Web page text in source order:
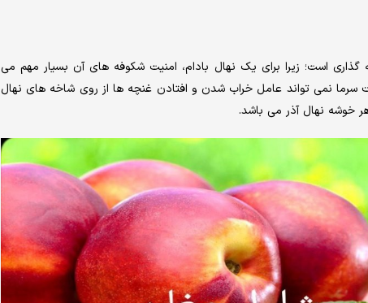
گذاری است‌؛ زیرا برای یک نهال بادام، امنیت شکوفه های آن بسیار مهم می
سرما نمی تواند عامل خراب شدن و افتادن غنچه ها از روی شاخه های نهال
خوشه نهال آذر می باشد.